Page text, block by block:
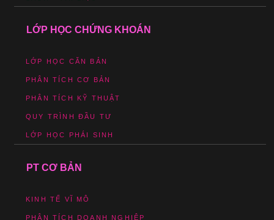
LỚP HỌC CHỨNG KHOÁN
LỚP HỌC CĂN BẢN
PHÂN TÍCH CƠ BẢN
PHÂN TÍCH KỸ THUẬT
QUY TRÌNH ĐẦU TƯ
LỚP HỌC PHÁI SINH
PT CƠ BẢN
KINH TẾ VĨ MÔ
PHÂN TÍCH DOANH NGHIỆP